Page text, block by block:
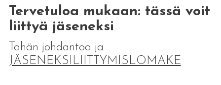
Tervetuloa mukaan: tässä voit
liittyä jäseneksi
Tähän johdantoa ja
JÄSENEKSILIITTYMISLOMAKE